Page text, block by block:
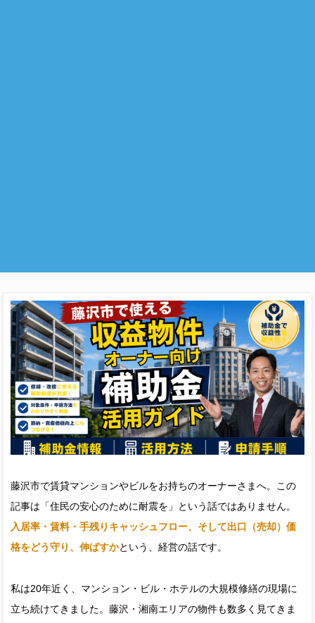
藤沢市で賃貸マンションやビルをお持ちのオーナーさまへ。この
記事は「住民の安心のために耐震を」という話ではありません。
入居率・賃料・手残りキャッシュフロー、そして出口（売却）価
格をどう守り、伸ばすかという、経営の話です。
私は20年近く、マンション・ビル・ホテルの大規模修繕の現場に
立ち続けてきました。藤沢・湘南エリアの物件も数多く見てきま